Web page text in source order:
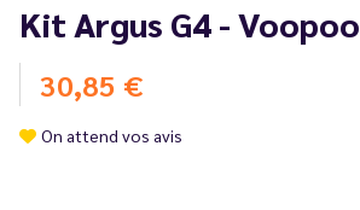
Kit Argus G4 - Voopoo
30,85 €
On attend vos avis